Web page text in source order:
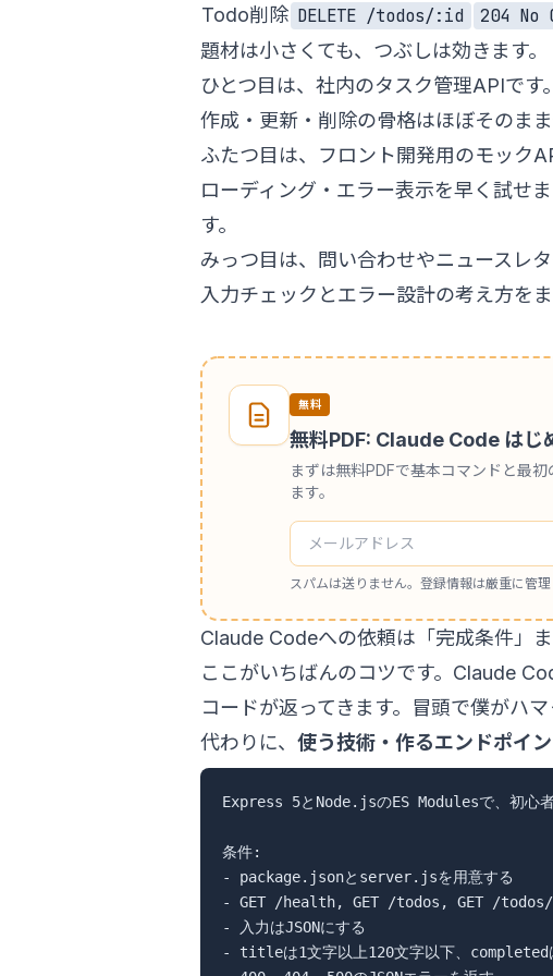
Todo削除 DELETE /todos/:id
204 No
題材は小さくても、つぶしは効きます。
ひとつ目は、社内のタスク管理APIで
作成・更新・削除の骨格はほぼそのまま
ふたつ目は、フロント開発用のモック
ローディング・エラー表示を早く試せ
す。
みっつ目は、問い合わせやニュースレ
入力チェックとエラー設計の考え方を
無料
無料PDF: Claude Code はじ
まずは無料PDFで基本コマンドと最
ます。
スパムは送りません。登録情報は厳重に管理
Claude Codeへの依頼は「完成条件」ま
ここがいちばんのコツです。Claude
コードが返ってきます。冒頭で僕がハマ
代わりに、 使う技術・作るエンドポイ
Express 5とNode.jsのES Modulesで、初心者
条件:
- package.jsonとserver.jsを用意する
- GET /health, GET /todos, GET /
- 入力はJSONにする
- titleは1文字以上120文字以下、completed